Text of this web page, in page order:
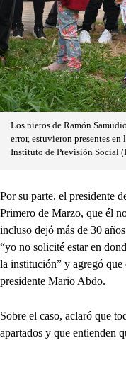
Los nietos de Ramón
error, estuvieron presentes
Instituto de Previsión Social
Por su parte, el presidente
Primero de Marzo, que él
incluso dejó más de 30
“yo no solicité estar en
la institución” y agregó que
presidente Mario Abdo.
Sobre el caso, aclaró que
apartados y que entienden